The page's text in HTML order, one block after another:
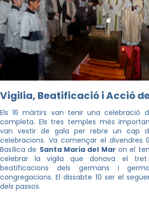
Vigilia, Beatificació i Acció
Els 16 màrtirs van tenir una celebració
completa. Els tres temples més
van vestir de gala per rebre un cap
celebracions. Va començar el divendres
Basílica de Santa Maria del Mar on el
celebrar la vigila que donava el
beatificacions dels germans i
congregacions. El dissabte 10 ser el
dels passos.